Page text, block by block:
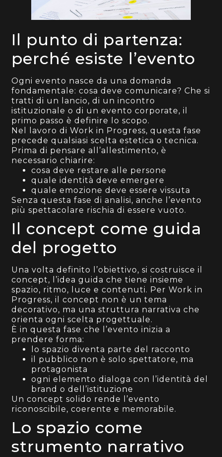
Il punto di partenza:
perché esiste l’evento
Ogni evento nasce da una domanda
fondamentale: cosa deve comunicare? Che si
tratti di un lancio, di un incontro
istituzionale o di un evento corporate, il
primo passo è definire lo scopo.
Nel lavoro di Work in Progress, questa fase
precede qualsiasi scelta estetica o tecnica.
Prima di pensare all’allestimento, è
necessario chiarire:
cosa deve restare alle persone
quale identità deve emergere
quale emozione deve essere vissuta
Senza questa fase di analisi, anche l’evento
più spettacolare rischia di essere vuoto.
Il concept come guida
del progetto
Una volta definito l’obiettivo, si costruisce il
concept, l’idea guida che tiene insieme
spazio, ritmo, luce e contenuti. Per Work in
Progress, il concept non è un tema
decorativo, ma una struttura narrativa che
orienta ogni scelta progettuale.
È in questa fase che l’evento inizia a
prendere forma:
lo spazio diventa parte del racconto
il pubblico non è solo spettatore, ma
protagonista
ogni elemento dialoga con l’identità del
brand o dell’istituzione
Un concept solido rende l’evento
riconoscibile, coerente e memorabile.
Lo spazio come
strumento narrativo